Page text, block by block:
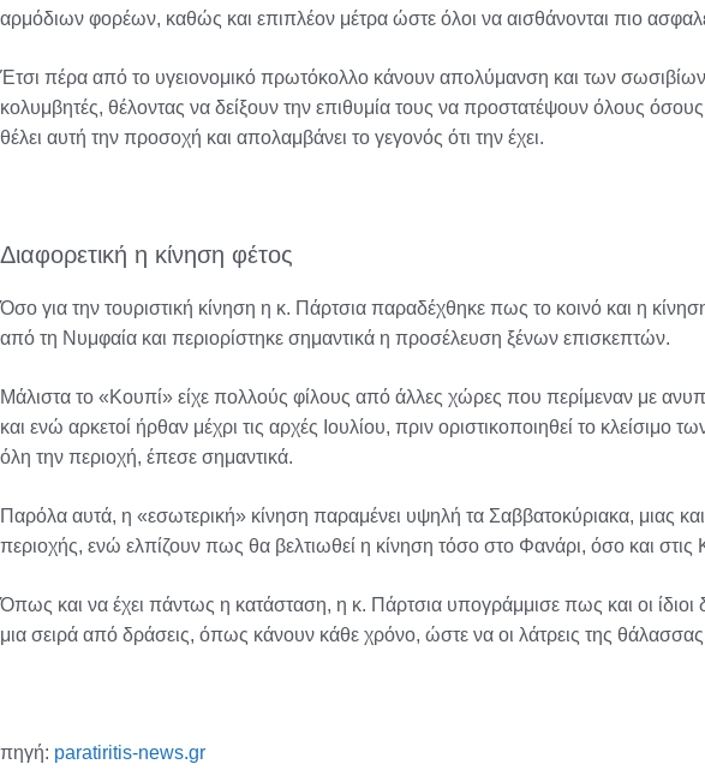
αρμόδιων φορέων, καθώς και επιπλέον μέτρα ώστε όλοι να αισθάνονται πιο
Έτσι πέρα από το υγειονομικό πρωτόκολλο κάνουν απολύμανση και των σωσιβίων,
κολυμβητές, θέλοντας να δείξουν την επιθυμία τους να προστατέψουν όλους
θέλει αυτή την προσοχή και απολαμβάνει το γεγονός ότι την έχει.
Διαφορετική η κίνηση φέτος
Όσο για την τουριστική κίνηση η κ. Πάρτσια παραδέχθηκε πως το κοινό και η
από τη Νυμφαία και περιορίστηκε σημαντικά η προσέλευση ξένων επισκεπτών.
Μάλιστα το «Κουπί» είχε πολλούς φίλους από άλλες χώρες που περίμεναν με
και ενώ αρκετοί ήρθαν μέχρι τις αρχές Ιουλίου, πριν οριστικοποιηθεί το
όλη την περιοχή, έπεσε σημαντικά.
Παρόλα αυτά, η «εσωτερική» κίνηση παραμένει υψηλή τα Σαββατοκύριακα, μιας
περιοχής, ενώ ελπίζουν πως θα βελτιωθεί η κίνηση τόσο στο Φανάρι, όσο και στις
Όπως και να έχει πάντως η κατάσταση, η κ. Πάρτσια υπογράμμισε πως και οι ίδιοι
μια σειρά από δράσεις, όπως κάνουν κάθε χρόνο, ώστε να οι λάτρεις της
πηγή: paratiritis-news.gr